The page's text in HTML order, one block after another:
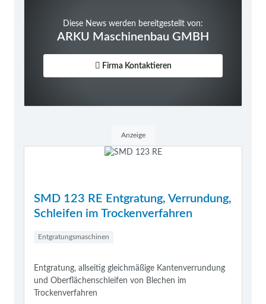
Diese News werden bereitgestellt von:
ARKU Maschinenbau GMBH
Firma Kontaktieren
Anzeige
SMD 123 RE Entgratung, Verrundung,
Schleifen im Trockenverfahren
Entgratungsmaschinen
Entgratung, allseitig gleichmäßige Kantenverrundung
und Oberflächenschleifen von Blechen im
Trockenverfahren